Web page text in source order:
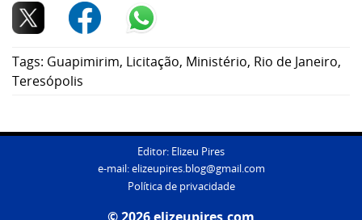
Tags: Guapimirim, Licitação, Ministério, Rio de Janeiro,
Teresópolis
Editor: Elizeu Pires
e-mail:elizeupires.blog@gmail.com
Política de privacidade